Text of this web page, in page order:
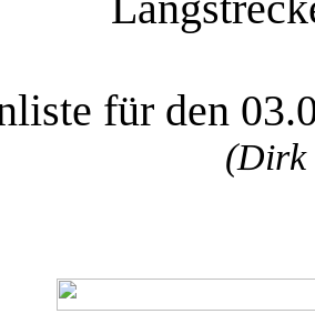
für den
(Dirk